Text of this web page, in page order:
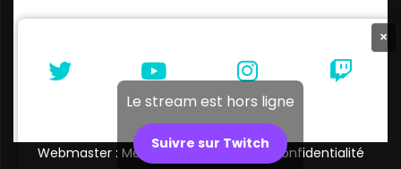
×
Le stream est hors ligne
Suivre sur Twitch
Webmaster : Melibellule | Politique de confidentialité